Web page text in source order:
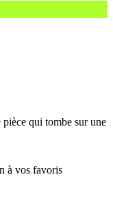
qui tombe sur une